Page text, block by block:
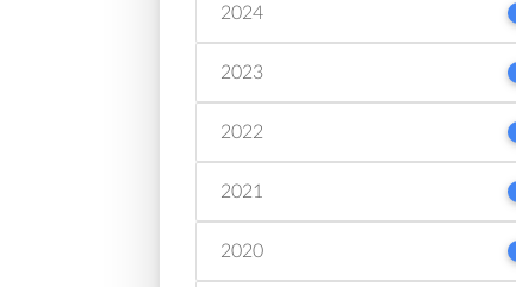
2024
2023
2022
2021
2020